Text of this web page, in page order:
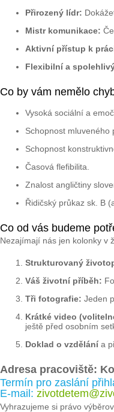
Přirozený lídr:
Mistr komunikace:
Aktivní přístup k
Flexibilní a
Co by vám nemělo
Vysoká sociální a
Schopnost mluveného
Schopnost
Časová flefibilita.
Znalost angličtiny
Řidičský průkaz sk. B
Co od vás budeme
Nezajímají nás jen kolonky v
Strukturovaný
Váš životní příběh:
Tři fotografie: Jeden
Krátké video
ještě před osobním
Doklad o vzdělání a
Adresa pracoviště:
Termín pro zaslání
E-mail:
Vyhrazujeme si právo